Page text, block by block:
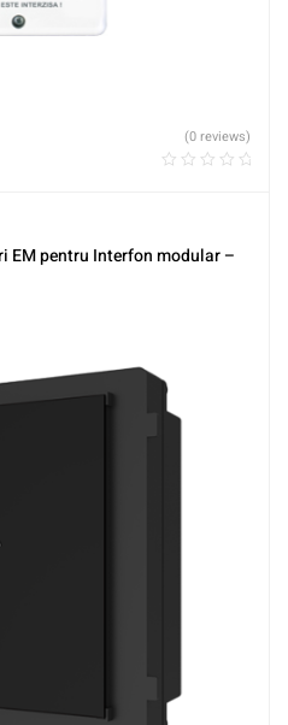
(0 reviews)
EM pentru Interfon modular –